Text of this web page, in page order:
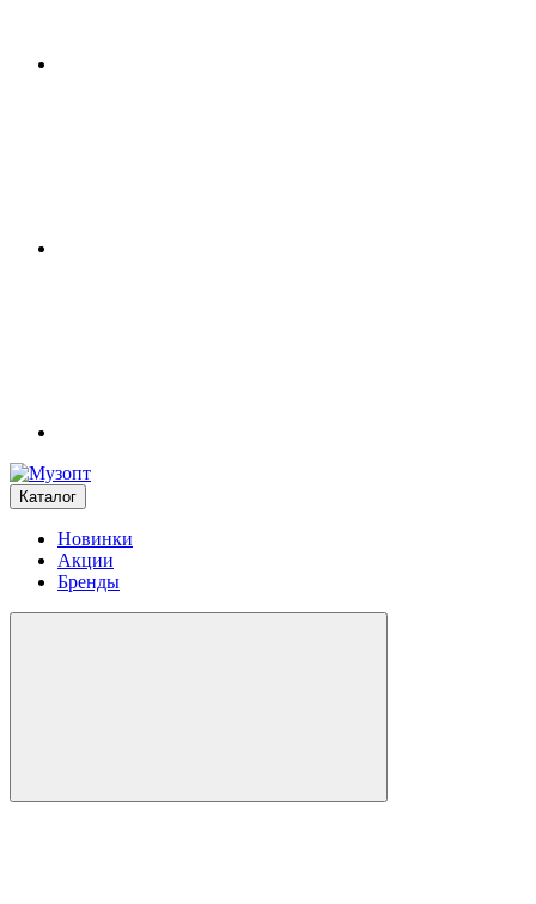
Каталог
Новинки
Акции
Бренды